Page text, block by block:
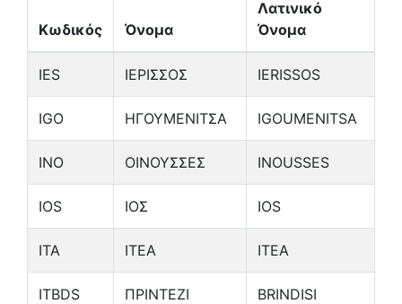
Κωδικός Όνομα
Λατινικό
Όνομα
IES ΙΕΡΙΣΣΟΣ IERISSOS
IGO ΗΓΟΥΜΕΝΙΤΣΑ IGOUMENITSA
INO ΟΙΝΟΥΣΣΕΣ INOUSSES
IOS ΙΟΣ IOS
ITA ΙΤΕΑ ITEA
ITBDS
ΠΡΙΝΤΕΖΙ
BRINDISI